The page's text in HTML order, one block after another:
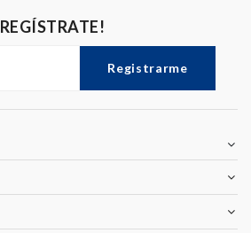
REGÍSTRATE!
Registrarme